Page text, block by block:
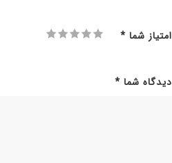
امتیاز شما *
دیدگاه شما *